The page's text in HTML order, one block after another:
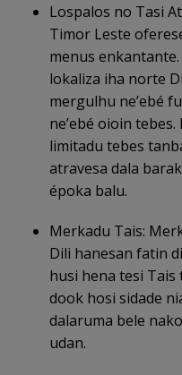
Lospalos no Tasi
Timor Leste
menus enkantante.
lokaliza iha norte
mergulhu ne’ebé
ne’ebé oioin
limitadu tebes
atravesa dala
époka balu.
Merkadu Tais:
Dili hanesan fatin
husi hena tesi Tais
dook hosi sidade
dalaruma bele
udan.